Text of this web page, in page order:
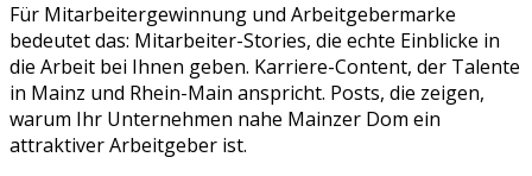
Für Mitarbeitergewinnung und Arbeitgebermarke
bedeutet das: Mitarbeiter-Stories, die echte Einblicke in
die Arbeit bei Ihnen geben. Karriere-Content, der Talente
in Mainz und Rhein-Main anspricht. Posts, die zeigen,
warum Ihr Unternehmen nahe Mainzer Dom ein
attraktiver Arbeitgeber ist.